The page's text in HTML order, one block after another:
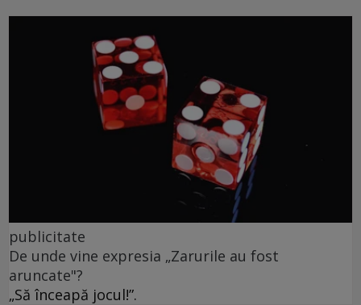
publicitate
De unde vine expresia „Zarurile au fost
aruncate"?
„Să înceapă jocul!”.